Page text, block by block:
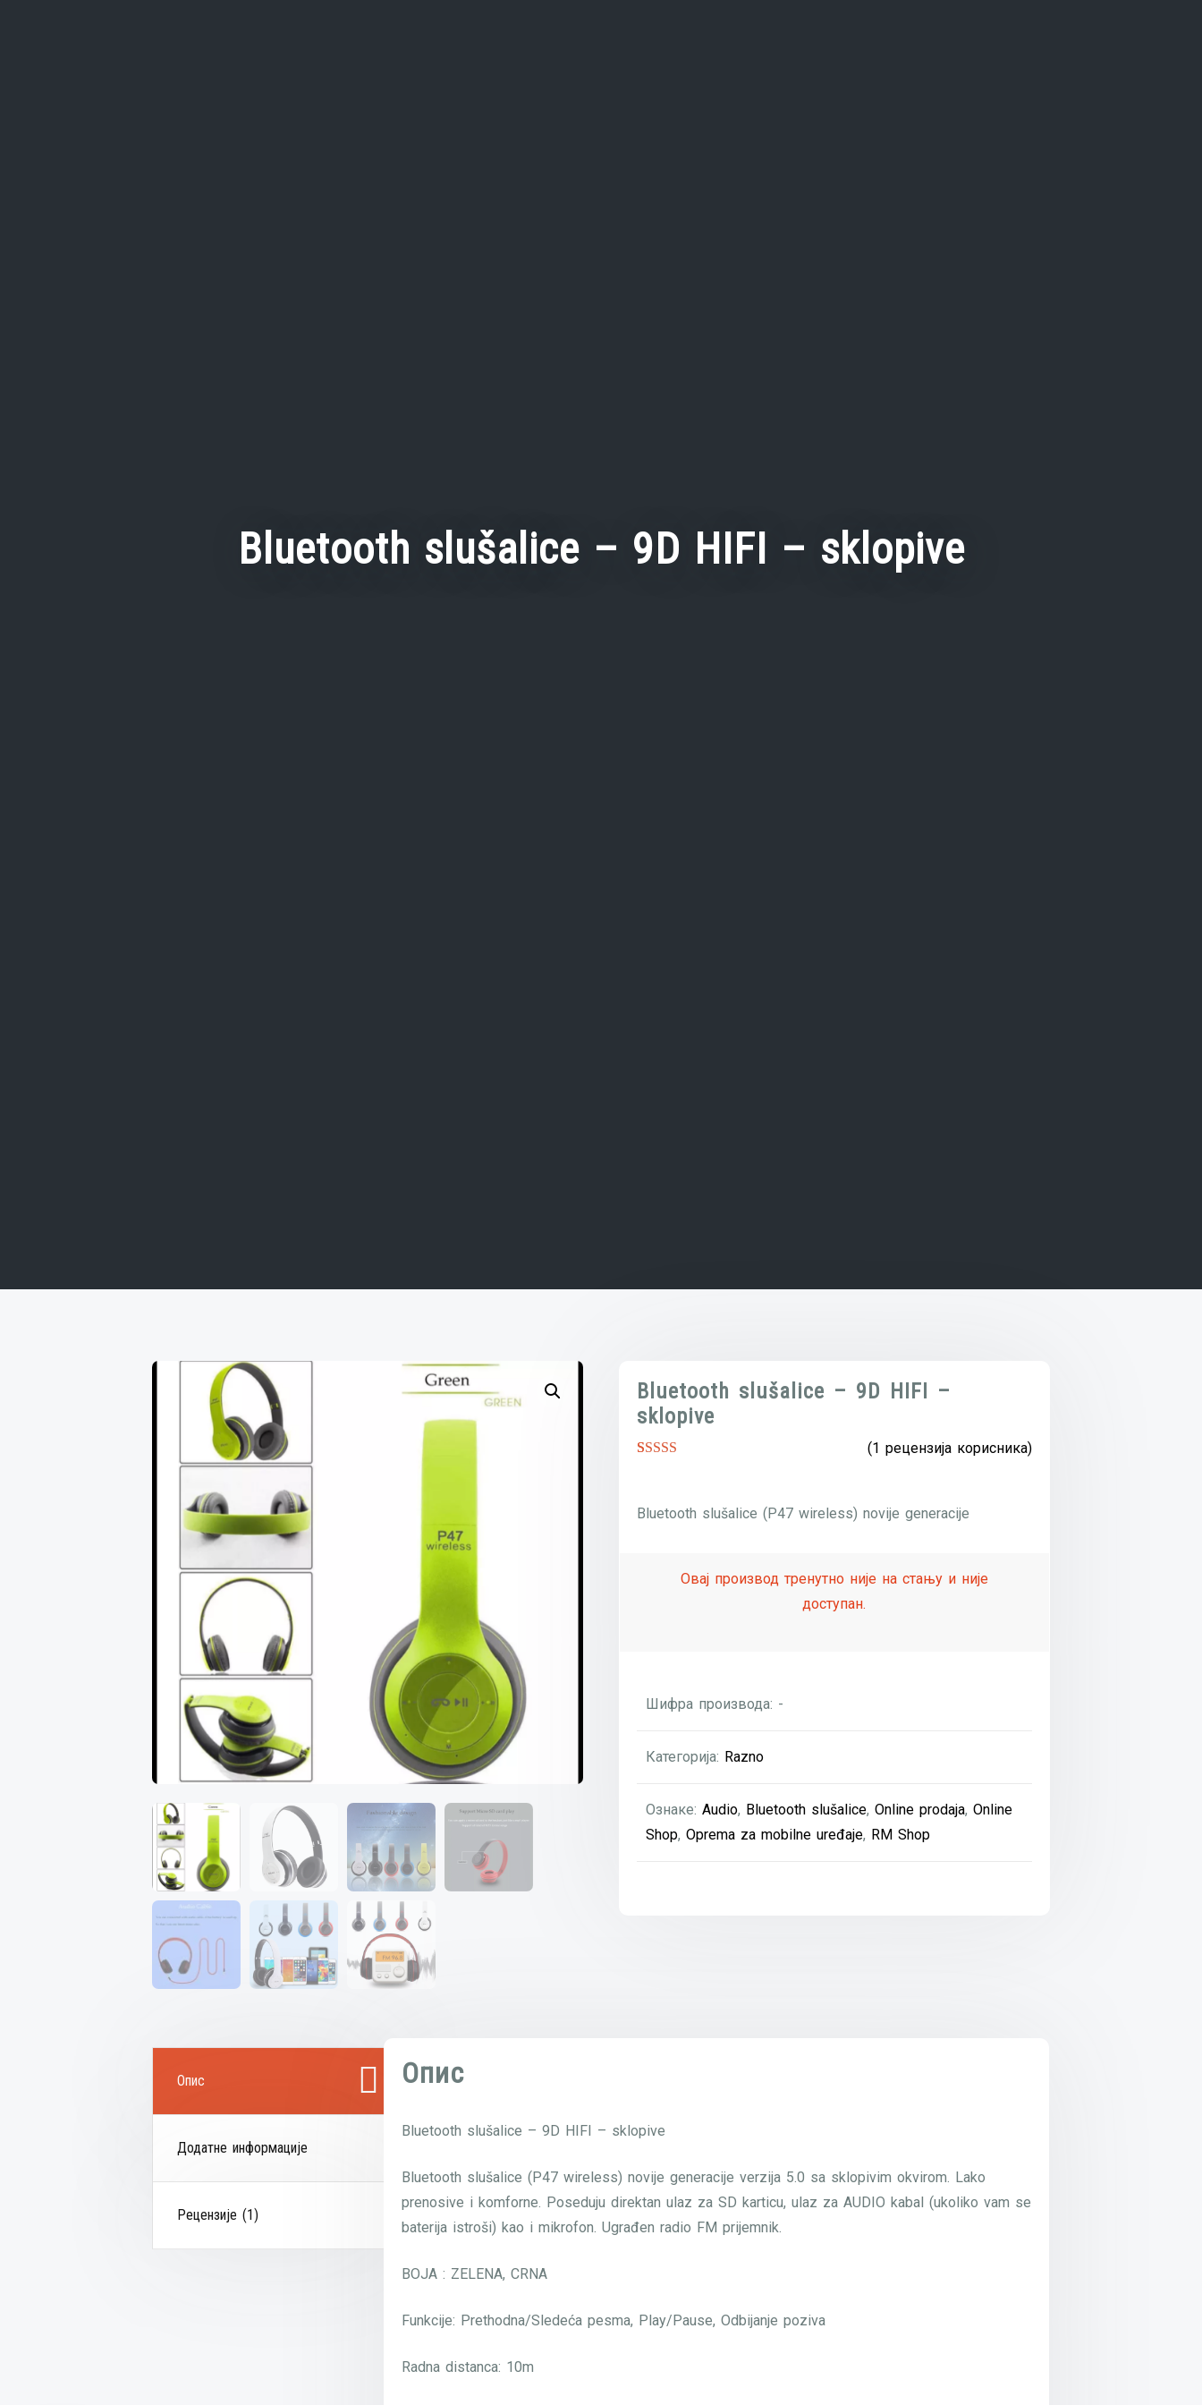
Bluetooth slušalice – 9D HIFI – sklopive
Bluetooth slušalice – 9D HIFI –
sklopive
на основу
(1 рецензија корисника)
Bluetooth slušalice (P47 wireless) novije generacije
Овај производ тренутно није на стању и није
доступан.
Шифра производа: -
Категорија: Razno
Ознаке:Audio, Bluetooth slušalice,Online prodaja,Online
Shop,Oprema za mobilne uređaje, RM Shop
Опис
Додатне информације
Рецензије (1)
Опис
Bluetooth slušalice – 9D HIFI – sklopive
Bluetooth slušalice (P47 wireless) novije generacije verzija 5.0 sa sklopivim okvirom. Lako
prenosive i komforne. Poseduju direktan ulaz za SD karticu, ulaz za AUDIO kabal (ukoliko vam se
baterija istroši) kao i mikrofon. Ugrađen radio FM prijemnik.
BOJA : ZELENA, CRNA
Funkcije: Prethodna/Sledeća pesma, Play/Pause, Odbijanje poziva
Radna distanca: 10m